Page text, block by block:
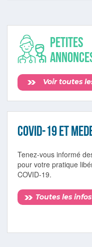
Petites
Voir toutes
COVID-19 ET
Tenez-vous informé
pour votre pratique
COVID-19.
Toutes les infos